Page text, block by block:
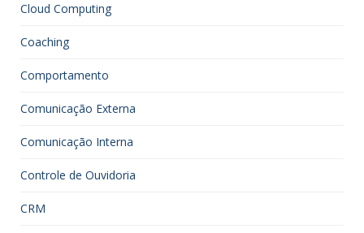
Cloud Computing
Coaching
Comportamento
Comunicação Externa
Comunicação Interna
Controle de Ouvidoria
CRM